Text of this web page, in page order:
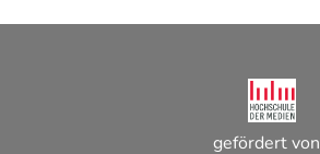
gefördert von